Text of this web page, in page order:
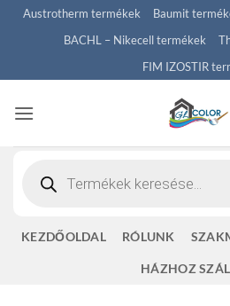
SkipAustrotherm termékek Baumit
BACHL – Nikecell termékek
FIM IZOSTIR
search
KEZDŐOLDAL RÓLUNK
HÁZHOZ